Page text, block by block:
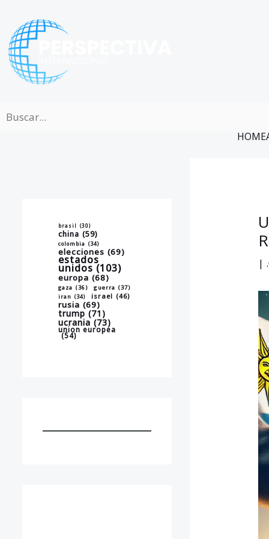
contenido
HOME
brasil (30)
china (59)
colombia (34)
elecciones (69)
estados
unidos (103)
europa (68)
gaza (36) guerra (37)
iran (34) israel (46)
rusia (69)
trump (71)
ucrania (73)
union europea
(54)
|